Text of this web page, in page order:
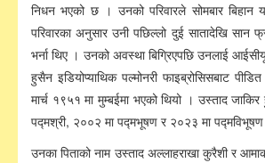
निधन भएको छ । उनको परिवारले सोमबार बिहान
परिवारका अनुसार उनी पछिल्लो दुई सातादेखि सान
भर्ना थिए । उनको अवस्था बिग्रिएपछि उनलाई
हुसैन इडियोप्याथिक पल्मोनरी फाइब्रोसिसबाट
मार्च १९५१ मा मुम्बईमा भएको थियो । उस्ताद
पद्मश्री, २००२ मा पद्मभूषण र २०२३ मा पद्मविभूषण
उनका पिताको नाम उस्ताद अल्लाहराखा कुरैशी र